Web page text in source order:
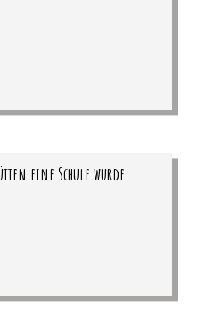
eine Schule wurde